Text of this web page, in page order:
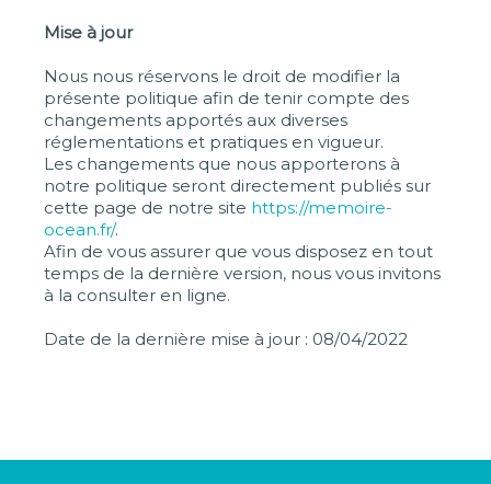
Mise à jour
Nous nous réservons le droit de modifier la
présente politique afin de tenir compte des
changements apportés aux diverses
réglementations et pratiques en vigueur.
Les changements que nous apporterons à
notre politique seront directement publiés sur
cette page de notre site https://memoire-
ocean.fr/.
Afin de vous assurer que vous disposez en tout
temps de la dernière version, nous vous invitons
à la consulter en ligne.
Date de la dernière mise à jour : 08/04/2022